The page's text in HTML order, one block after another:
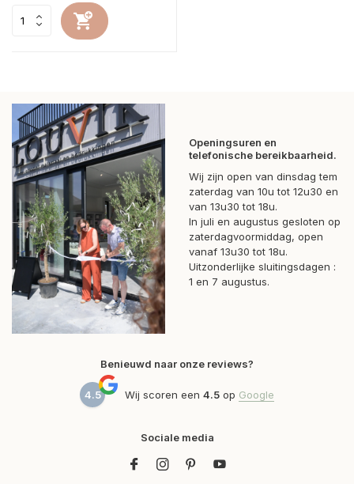
Openingsuren en
telefonische bereikbaarheid.
Wij zijn open van dinsdag tem
zaterdag van 10u tot 12u30 en
van 13u30 tot 18u.
In juli en augustus gesloten op
zaterdagvoormiddag, open
vanaf 13u30 tot 18u.
Uitzonderlijke sluitingsdagen :
1 en 7 augustus.
Benieuwd naar onze reviews?
4.5 Wij scoren een 4.5 op Google
Sociale media